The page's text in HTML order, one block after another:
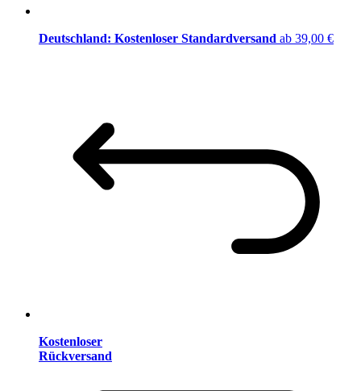
Deutschland: Kostenloser Standardversand ab 39,00 €
Kostenloser
Rückversand